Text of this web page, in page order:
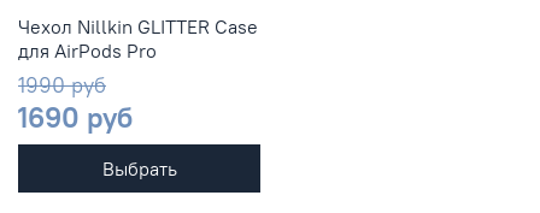
Чехол Nillkin GLITTER Case
для AirPods Pro
1990 руб
1690 руб
Выбрать